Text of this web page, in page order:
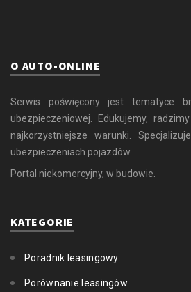
O AUTO-ONLINE
Serwis poświęcony jest tematyce
ubezpieczeniowej. Edukujemy,
najkorzystniejsze warunki.
ubezpieczeniach pojazdów.
Portal niekomercyjny, w budowie.
KATEGORIE
Poradnik leasingowy
Porównanie leasingów